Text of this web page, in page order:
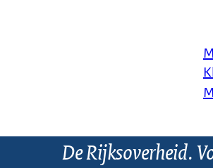
De Rijksoverheid.